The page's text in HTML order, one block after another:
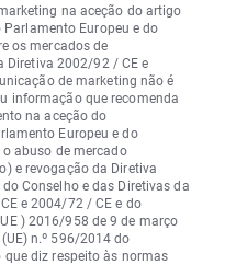
na aceção do artigo
Europeu e do
os mercados de
Diretiva 2002/92 / CE e
de marketing não é
informação que recomenda
na aceção do
Europeu e do
abuso de mercado
e revogação da Diretiva
Conselho e das Diretivas da
e 2004/72 / CE e do
) 2016/958 de 9 de março
n.º 596/2014 do
diz respeito às normas